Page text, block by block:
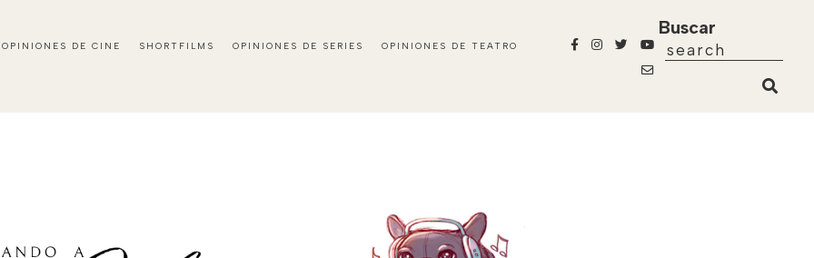
OPINIONES DE CINE SHORTFILMS OPINIONES DE SERIES OPINIONES DE TEATRO
Buscar